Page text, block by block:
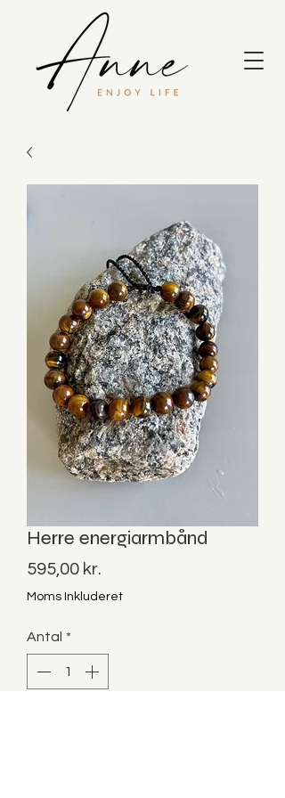
Herre energiarmbånd
595,00 kr.
Moms Inkluderet
Antal *